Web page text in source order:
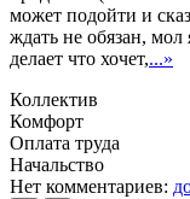
может подойти и
ждать не обязан, мол
делает что хочет,...»
Коллектив
Комфорт
Оплата труда
Начальство
Нет комментариев: